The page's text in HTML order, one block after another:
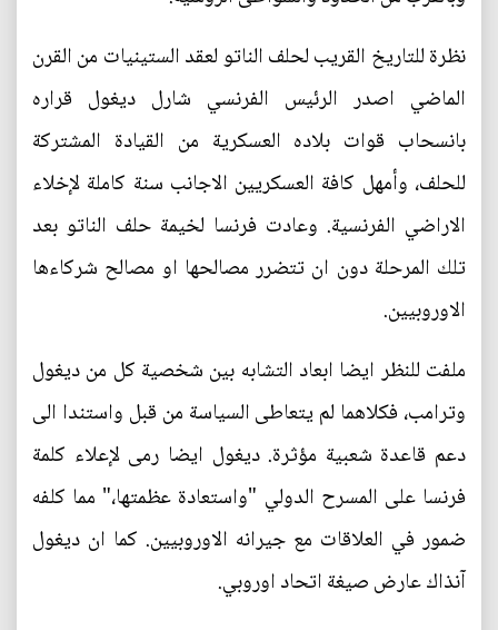
نظرة للتاريخ القريب لحلف الناتو لعقد الستينيات من القرن
الماضي اصدر الرئيس الفرنسي شارل ديغول قراره
بانسحاب قوات بلاده العسكرية من القيادة المشتركة
للحلف، وأمهل كافة العسكريين الاجانب سنة كاملة لإخلاء
الاراضي الفرنسية. وعادت فرنسا لخيمة حلف الناتو بعد
تلك المرحلة دون ان تتضرر مصالحها او مصالح شركاءها
الاوروبيين.
ملفت للنظر ايضا ابعاد التشابه بين شخصية كل من ديغول
وترامب، فكلاهما لم يتعاطى السياسة من قبل واستندا الى
دعم قاعدة شعبية مؤثرة. ديغول ايضا رمى لإعلاء كلمة
فرنسا على المسرح الدولي "واستعادة عظمتها،" مما كلفه
ضمور في العلاقات مع جيرانه الاوروبيين. كما ان ديغول
آنذاك عارض صيغة اتحاد اوروبي.